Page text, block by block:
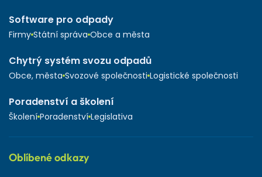
Software pro odpady
Firmy Státní správa Obce a města
Chytrý systém svozu odpadů
Obce, města Svozové společnosti Logistické společnosti
Poradenství a školení
Školení Poradenství Legislativa
Oblíbené odkazy